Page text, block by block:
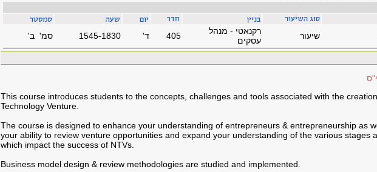
סמ' ב' 1545-1830 'ד 405
רקנאטי - מנהל
עסקים
שיעור
This course introduces students to the concepts, challenges and tools associated with the
Technology Venture.
The course is designed to enhance your understanding of entrepreneurs & entrepreneurship as
your ability to review venture opportunities and expand your understanding of the various stages
which impact the success of NTVs.
Business model design & review methodologies are studied and implemented.